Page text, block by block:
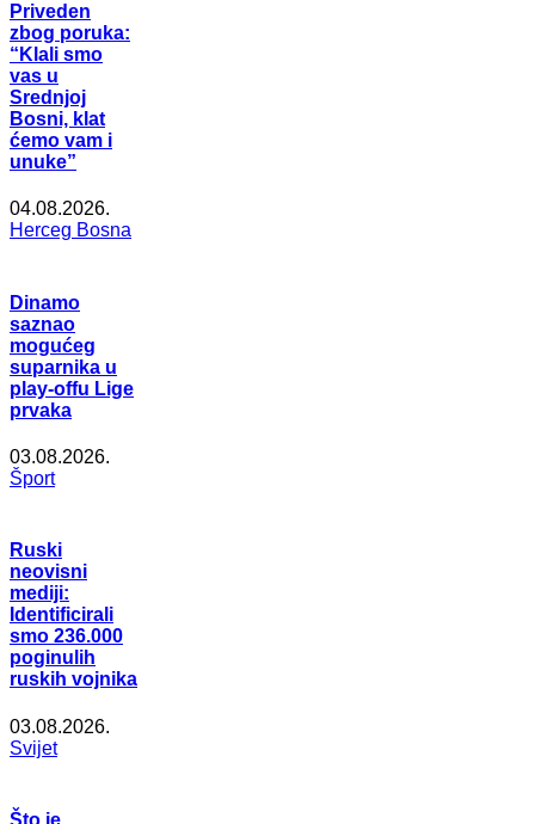
Priveden
zbog poruka:
“Klali smo
vas u
Srednjoj
Bosni, klat
ćemo vam i
unuke”
04.08.2026.
Herceg Bosna
Dinamo
saznao
mogućeg
suparnika u
play-offu Lige
prvaka
03.08.2026.
Šport
Ruski
neovisni
mediji:
Identificirali
smo 236.000
poginulih
ruskih vojnika
03.08.2026.
Svijet
Što je